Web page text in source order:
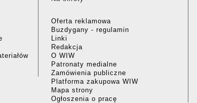
Oferta reklamowa
Buzdygany - regulamin
Linki
Redakcja
O WIW
Patronaty medialne
Zamówienia publiczne
Platforma zakupowa WIW
Mapa strony
Ogłoszenia o pracę